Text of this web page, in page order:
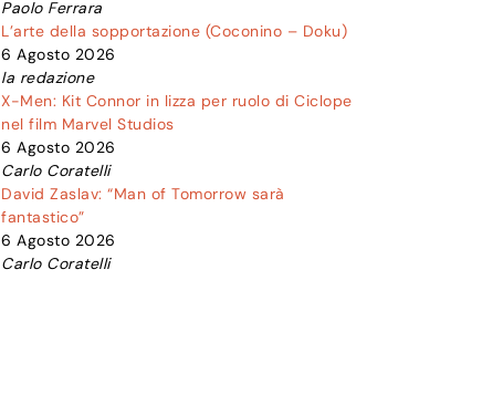
Paolo Ferrara
L’arte della sopportazione (Coconino – Doku)
6 Agosto 2026
la redazione
X-Men: Kit Connor in lizza per ruolo di Ciclope
nel film Marvel Studios
6 Agosto 2026
Carlo Coratelli
David Zaslav: “Man of Tomorrow sarà
fantastico”
6 Agosto 2026
Carlo Coratelli